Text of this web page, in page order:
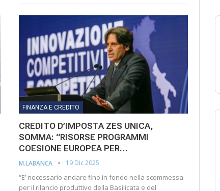
FINANZA E CREDITO
CREDITO D’IMPOSTA ZES UNICA,
SOMMA: “RISORSE PROGRAMMI
COESIONE EUROPEA PER…
M.LABANCA 19 Dic 2025
“E’ necessario andare fino in fondo nella scommessa
per il rilancio produttivo della Basilicata e del